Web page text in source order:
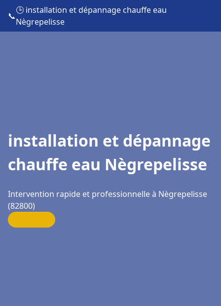
📞
🕒 installation et dépannage chauffe eau
Nègrepelisse
installation et dépannage
chauffe eau Nègrepelisse
Intervention rapide et professionnelle à Nègrepelisse
(82800)